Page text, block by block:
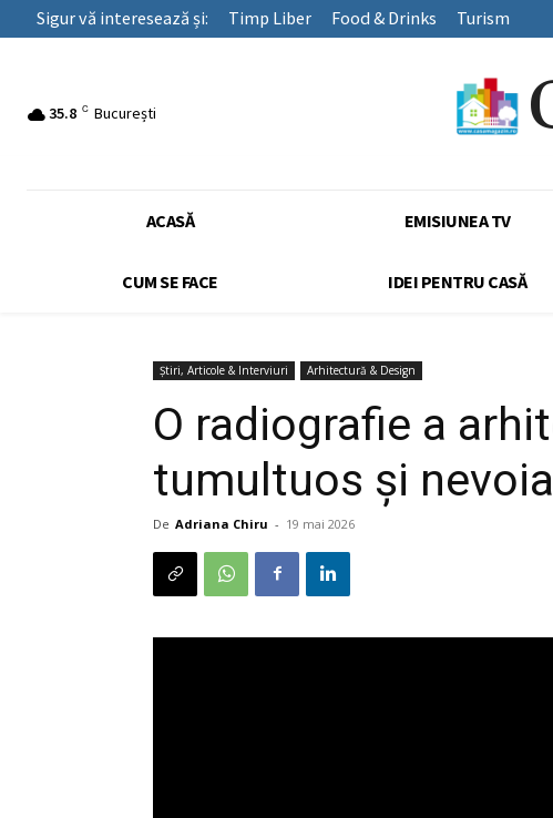
Sigur vă interesează și: Timp Liber Food & Drinks Turism
35.8 C București
ACASĂ EMISIUNEA TV
CUM SE FACE IDEI PENTRU CASĂ
Știri, Articole & Interviuri Arhitectură & Design
O radiografie a
tumultuos și
De Adriana Chiru - 19 mai 2026